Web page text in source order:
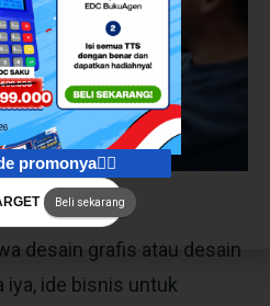
desain grafis atau desain
iya, ide bisnis untuk
promonya👇🏻
Beli sekarang